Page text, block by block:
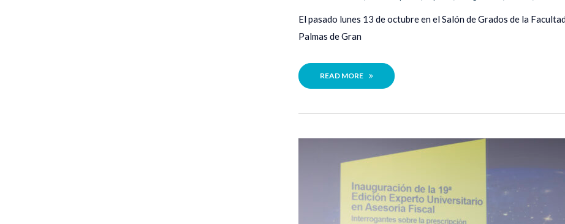
El pasado lunes 13 de octubre en el Salón de Grados de la
Palmas de Gran
READ MORE